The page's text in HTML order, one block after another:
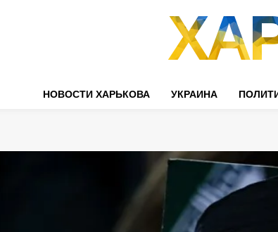
НОВОСТИ ХАРЬКОВА УКРАИНА